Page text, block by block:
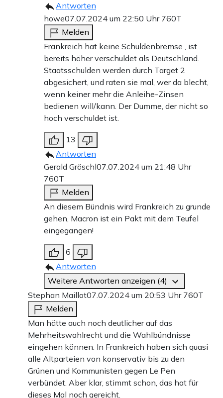
Antworten
howe07.07.2024 um 22:50 Uhr 760T
Melden
Frankreich hat keine Schuldenbremse , ist
bereits höher verschuldet als Deutschland.
Staatsschulden werden durch Target 2
abgesichert, und raten sie mal, wer da blecht,
wenn keiner mehr die Anleihe-Zinsen
bedienen will/kann. Der Dumme, der nicht so
hoch verschuldet ist.
13
Antworten
Gerald Gröschl07.07.2024 um 21:48 Uhr
760T
Melden
An diesem Bündnis wird Frankreich zu grunde
gehen, Macron ist ein Pakt mit dem Teufel
eingegangen!
6
Antworten
Weitere Antworten anzeigen (4)
Stephan Maillot07.07.2024 um 20:53 Uhr 760T
Melden
Man hätte auch noch deutlicher auf das
Mehrheitswahlrecht und die Wahlbündnisse
eingehen können. In Frankreich haben sich quasi
alle Altparteien von konservativ bis zu den
Grünen und Kommunisten gegen Le Pen
verbündet. Aber klar, stimmt schon, das hat für
dieses Mal noch gereicht.